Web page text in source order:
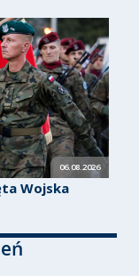
06.08.2026
Wojska